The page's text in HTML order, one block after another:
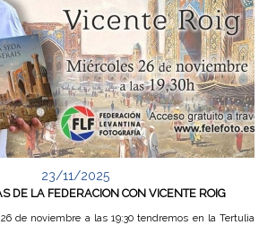
23/11/2025
DE LA FEDERACION CON VICENTE ROIG
de noviembre a las 19:30 tendremos en la Tertulia